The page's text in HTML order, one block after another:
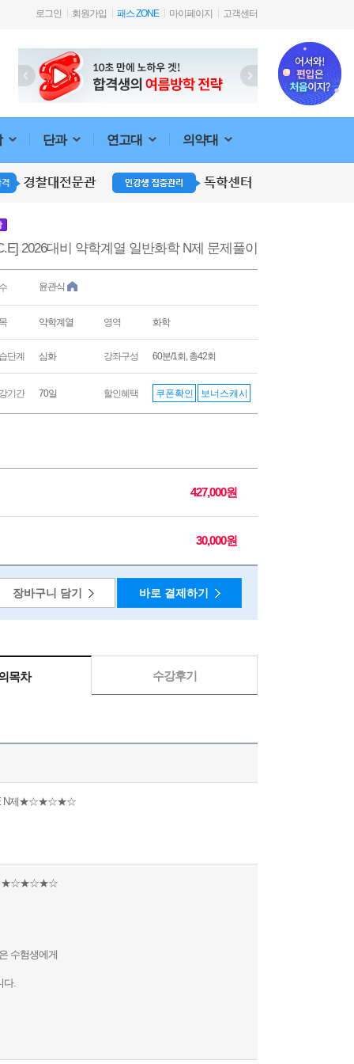
로그인 회원가입 패스 ZONE 마이페이지 고객센터
단과 연고대 의약대
2026대비 약학계열 일반화학 N제 문제풀이
윤관식
약학계열 영역 화학
단계 심화 강좌구성 60분/1회, 총42회
기간 70일 할인혜택 쿠폰확인 보너스캐시
427,000원
30,000원
장바구니 담기 바로 결제하기
목차 수강후기
N제★☆★☆★☆
게! ★☆★☆★☆
수험생에게
다.